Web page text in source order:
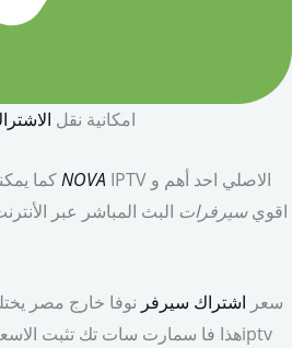
امكانية نقل
كماNOVA IPTV الاصلي احد أهم و
اقويسيرفرات البث المباشر عبر
سعر اشتراك سيرفر نوفا خارج مصر
هذا فا سمارت سات تك تثبت الاسعار تجديد اشتراك نوفا الاصليiptv